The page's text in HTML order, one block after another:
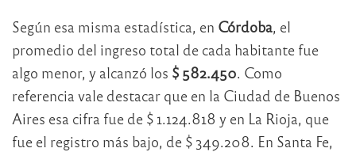
Según esa misma estadística, en Córdoba, el
promedio del ingreso total de cada habitante fue
algo menor, y alcanzó los $ 582.450. Como
referencia vale destacar que en la Ciudad de Buenos
Aires esa cifra fue de $ 1.124.818 y en La Rioja, que
fue el registro más bajo, de $ 349.208. En Santa Fe,